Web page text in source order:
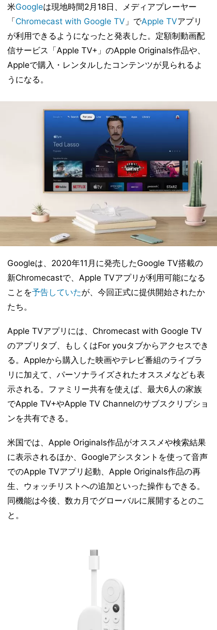
米Googleは現地時間2月18日、メディアプレーヤー
「 Chromecast with Google TV 」でApple TVアプリ
が利用できるようになったと発表した。定額制動画配
信サービス「Apple TV+」のApple Originals作品や、
Appleで購入・レンタルしたコンテンツが見られるよ
うになる。
Googleは、2020年11月に発売したGoogle TV搭載の
新Chromecastで、Apple TVアプリが利用可能になる
ことを予告していたが、今回正式に提供開始されたか
たち。
Apple TVアプリには、Chromecast with Google TV
のアプリタブ、もしくはFor youタブからアクセスでき
る。Appleから購入した映画やテレビ番組のライブラ
リに加えて、パーソナライズされたオススメなども表
示される。ファミリー共有を使えば、最大6人の家族
でApple TV+やApple TV Channelのサブスクリプショ
ンを共有できる。
米国では、Apple Originals作品がオススメや検索結果
に表示されるほか、Googleアシスタントを使って音声
でのApple TVアプリ起動、Apple Originals作品の再
生、ウォッチリストへの追加といった操作もできる。
同機能は今後、数カ月でグローバルに展開するとのこ
と。